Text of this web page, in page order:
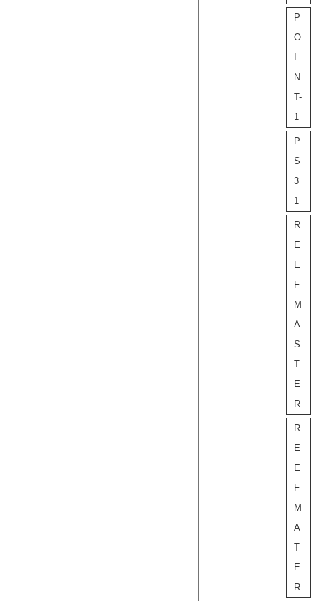
P
O
N
T-
1
P
S
3
1
R
E
E
F
M
A
S
T
E
R
R
E
E
F
M
A
T
E
R